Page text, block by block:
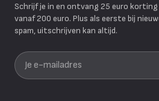
Schrijf je in en ontvang 25 euro
vanaf 200 euro. Plus als eerste bij
spam, uitschrijven kan altijd.
Je e-mailadres